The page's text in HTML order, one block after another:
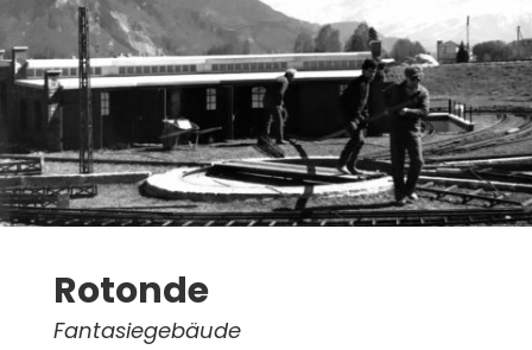
Rotonde
Fantasiegebäude